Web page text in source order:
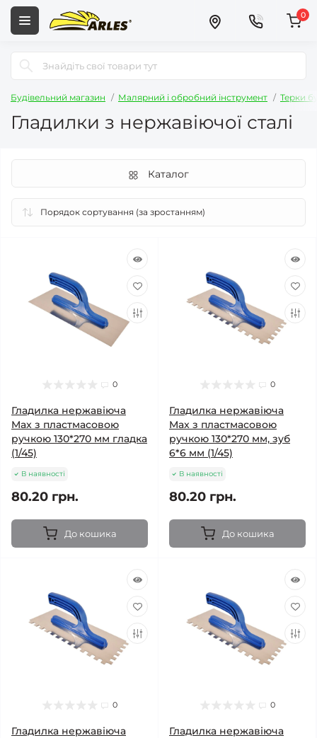
0
Будівельний магазин Малярний і обробний інструмент Терки
Гладилки з нержавіючої сталі
Каталог
0
Гладилка нержавіюча
Max з пластмасовою
ручкою 130*270 мм гладка
(1/45)
В наявності
80.20 грн.
До кошика
0
Гладилка нержавіюча
Max з пластмасовою
ручкою 130*270 мм, зуб
6*6 мм (1/45)
В наявності
80.20 грн.
До кошика
0
Гладилка нержавіюча
0
Гладилка нержавіюча